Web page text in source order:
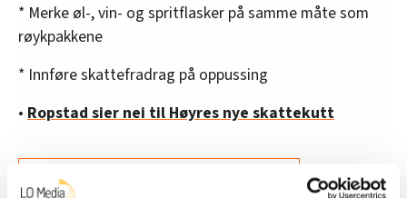
* Merke øl-, vin- og spritflasker på samme måte som
røykpakkene
* Innføre skattefradrag på oppussing
• Ropstad sier nei til Høyres nye skattekutt
Denne artikkelen er